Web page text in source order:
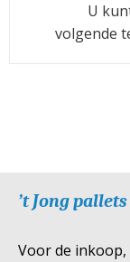
U
volgende
’t Jong pallets
Voor de